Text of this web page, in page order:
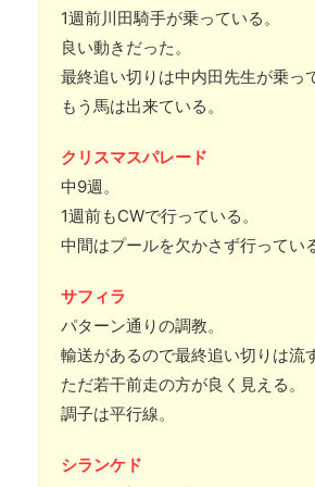
1週前川田騎手が乗っている。
良い動きだった。
最終追い切りは中内田先生が乗っ
もう馬は出来ている。
クリスマスパレード
中9週。
1週前もCWで行っている。
中間はプールを欠かさず行ってい
サフィラ
パターン通りの調教。
輸送があるので最終追い切りは流
ただ若干前走の方が良く見える。
調子は平行線。
シランケド